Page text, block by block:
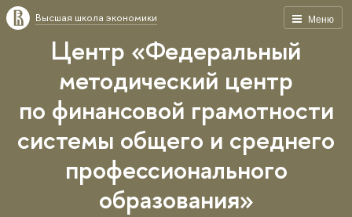
Меню
Высшая школа экономики
Центр «Федеральный
методический центр
по финансовой грамотности
системы общего и среднего
профессионального
образования»